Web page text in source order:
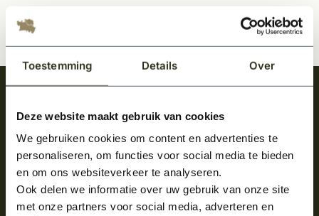
Toestemming Details Over
Deze website maakt gebruik van cookies
We gebruiken cookies om content en advertenties te
personaliseren, om functies voor social media te bieden
en om ons websiteverkeer te analyseren.
Ook delen we informatie over uw gebruik van onze site
met onze partners voor social media, adverteren en
over onze kempische bouwstijl!
Aanmelden voor de nieuwsbrief